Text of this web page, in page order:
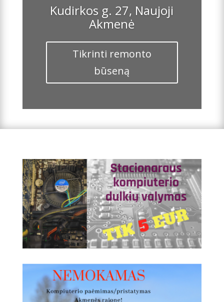
Kudirkos g. 27, Naujoji
Akmenė
Tikrinti remonto
būseną